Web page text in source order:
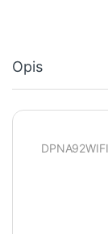
Opis
DPNA92WIFI